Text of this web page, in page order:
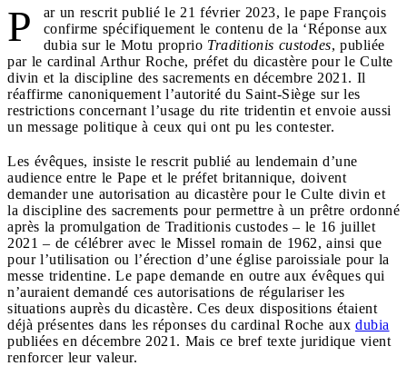
P
ar un rescrit publié le 21 février 2023, le pape François
confirme spécifiquement le contenu de la ‘Réponse aux
dubia sur le Motu proprio Traditionis custodes, publiée
par le cardinal Arthur Roche, préfet du dicastère pour le Culte
divin et la discipline des sacrements en décembre 2021. Il
réaffirme canoniquement l’autorité du Saint-Siège sur les
restrictions concernant l’usage du rite tridentin et envoie aussi
un message politique à ceux qui ont pu les contester.
Les évêques, insiste le rescrit publié au lendemain d’une
audience entre le Pape et le préfet britannique, doivent
demander une autorisation au dicastère pour le Culte divin et
la discipline des sacrements pour permettre à un prêtre ordonné
après la promulgation de Traditionis custodes – le 16 juillet
2021 – de célébrer avec le Missel romain de 1962, ainsi que
pour l’utilisation ou l’érection d’une église paroissiale pour la
messe tridentine. Le pape demande en outre aux évêques qui
n’auraient demandé ces autorisations de régulariser les
situations auprès du dicastère. Ces deux dispositions étaient
déjà présentes dans les réponses du cardinal Roche aux dubia
publiées en décembre 2021. Mais ce bref texte juridique vient
renforcer leur valeur.